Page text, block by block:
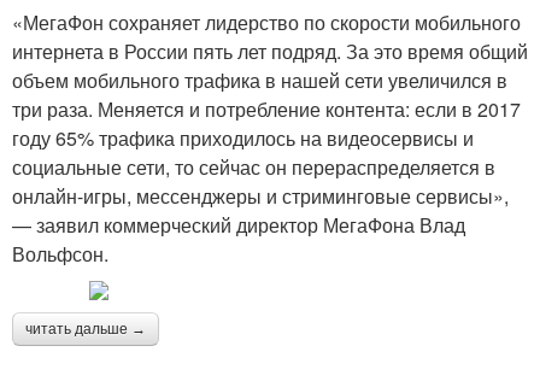
«МегаФон сохраняет лидерство по скорости мобильного
интернета в России пять лет подряд. За это время общий
объем мобильного трафика в нашей сети увеличился в
три раза. Меняется и потребление контента: если в 2017
году 65% трафика приходилось на видеосервисы и
социальные сети, то сейчас он перераспределяется в
онлайн-игры, мессенджеры и стриминговые сервисы»,
— заявил коммерческий директор МегаФона Влад
Вольфсон.
читать дальше →